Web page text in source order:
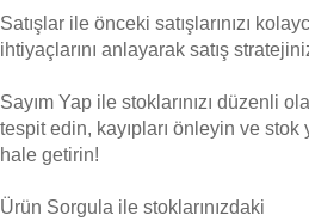
Satışlar ile önceki satışlarınızı
ihtiyaçlarını anlayarak satış
Sayım Yap ile stoklarınızı düzenli
tespit edin, kayıpları önleyin ve
hale getirin!
Ürün Sorgula ile stoklarınızdaki